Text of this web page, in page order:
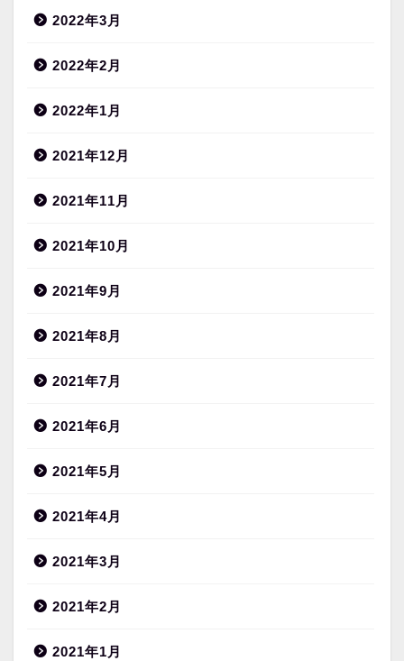
2022年3月
2022年2月
2022年1月
2021年12月
2021年11月
2021年10月
2021年9月
2021年8月
2021年7月
2021年6月
2021年5月
2021年4月
2021年3月
2021年2月
2021年1月